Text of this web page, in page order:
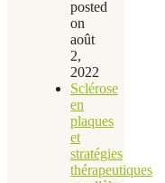
posted
on
août
2,
2022
Sclérose
en
plaques
et
stratégies
thérapeutiques